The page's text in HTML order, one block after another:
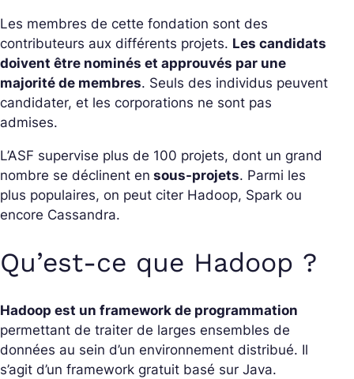
Les membres de cette fondation sont des
contributeurs aux différents projets. Les candidats
doivent être nominés et approuvés par une
majorité de membres. Seuls des individus peuvent
candidater, et les corporations ne sont pas
admises.
L’ASF supervise plus de 100 projets, dont un grand
nombre se déclinent en sous-projets. Parmi les
plus populaires, on peut citer Hadoop, Spark ou
encore Cassandra.
Qu’est-ce que Hadoop ?
Hadoop est un framework de programmation
permettant de traiter de larges ensembles de
données au sein d’un environnement distribué. Il
s’agit d’un framework gratuit basé sur Java.